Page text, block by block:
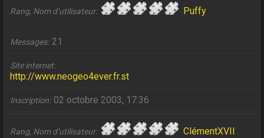
Rang, Nom d’utilisateur Puffy
Messages 21
Site internet
http://www.neogeo4ever.fr.st
Inscription 02 octobre 2003, 17:36
Rang, Nom d’utilisateur ClémentXVII